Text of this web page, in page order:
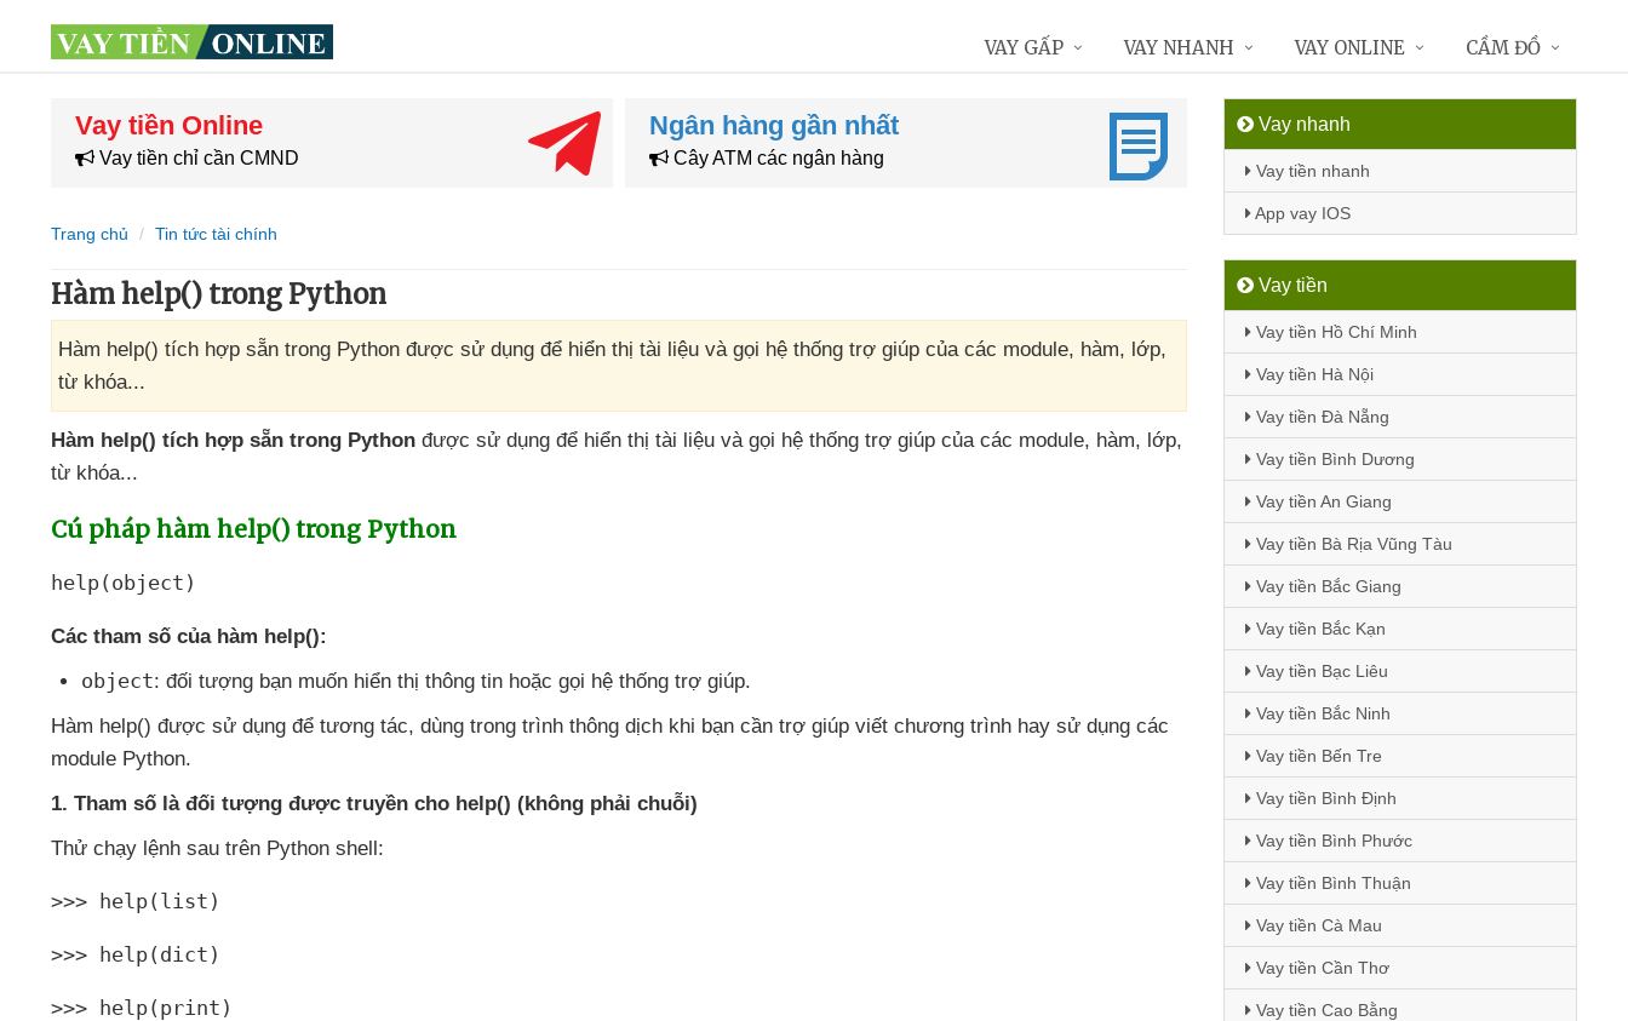
Vay tiền Online
Vay tiền chỉ cần CMND
Ngân hàng gần nhất
Cây ATM các ngân hàng
Trang chủ Tin tức tài chính
Hàm help() trong Python
Hàm help() tích hợp sẵn trong Python được sử dụng để hiển thị tài liệu và gọi hệ thống trợ giúp của các module, hàm, lớp,
từ khóa...
Hàm help() tích hợp sẵn trong Python được sử dụng để hiển thị tài liệu và gọi hệ thống trợ giúp của các module, hàm, lớp,
từ khóa...
Cú pháp hàm help() trong Python
help(object)
Các tham số của hàm help():
object: đối tượng bạn muốn hiển thị thông tin hoặc gọi hệ thống trợ giúp.
Hàm help() được sử dụng để tương tác, dùng trong trình thông dịch khi bạn cần trợ giúp viết chương trình hay sử dụng các
module Python.
1. Tham số là đối tượng được truyền cho help() (không phải chuỗi)
Thử chạy lệnh sau trên Python shell:
>>> help(list)
>>> help(dict)
>>> help(print)
Vay nhanh
Vay tiền nhanh
App vay IOS
Vay tiền
Vay tiền Hồ Chí Minh
Vay tiền Hà Nội
Vay tiền Đà Nẵng
Vay tiền Bình Dương
Vay tiền An Giang
Vay tiền Bà Rịa Vũng Tàu
Vay tiền Bắc Giang
Vay tiền Bắc Kạn
Vay tiền Bạc Liêu
Vay tiền Bắc Ninh
Vay tiền Bến Tre
Vay tiền Bình Định
Vay tiền Bình Phước
Vay tiền Bình Thuận
Vay tiền Cà Mau
Vay tiền Cần Thơ
Vay tiền Cao Bằng
VAY GẤP VAY NHANH VAY ONLINE CẦM ĐỒ